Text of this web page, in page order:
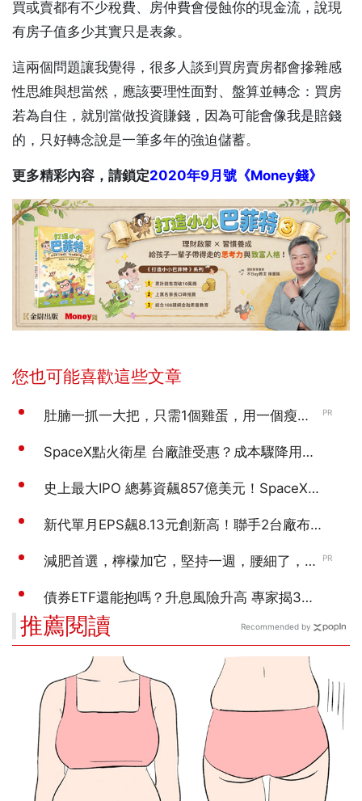
買或賣都有不少稅費、房仲費會侵蝕你的現金流，說現
有房子值多少其實只是表象。
這兩個問題讓我覺得，很多人談到買房賣房都會摻雜感
性思維與想當然，應該要理性面對、盤算並轉念：買房
若為自住，就別當做投資賺錢，因為可能會像我是賠錢
的，只好轉念說是一筆多年的強迫儲蓄。
更多精彩內容，請鎖定2020年9月號《Money錢》
推薦閱讀 Recommended by